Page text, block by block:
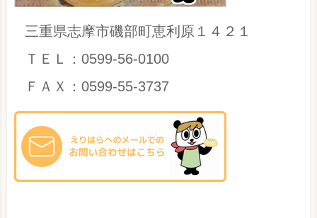
三重県志摩市磯部町恵利原１４２１
ＴＥＬ：0599-56-0100
ＦＡＸ：0599-55-3737